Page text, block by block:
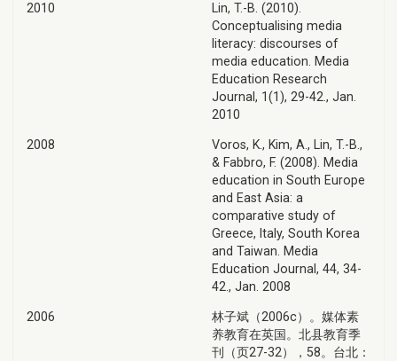
2010
Lin, T.-B. (2010).
Conceptualising media
literacy: discourses of
media education. Media
Education Research
Journal, 1(1), 29-42., Jan.
2010
2008
Voros, K., Kim, A., Lin, T.-B.,
& Fabbro, F. (2008). Media
education in South Europe
and East Asia: a
comparative study of
Greece, Italy, South Korea
and Taiwan. Media
Education Journal, 44, 34-
42., Jan. 2008
2006
林子斌（2006c）。媒体素
养教育在英国。北县教育季
刊（页27-32），58。台北：